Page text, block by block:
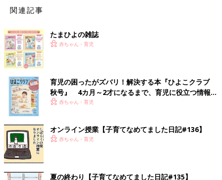
関連記事
たまひよの雑誌
赤ちゃん・育児
育児の困ったがズバリ！解決する本『ひよこクラブ
秋号』 4カ月～2才になるまで、育児に役立つ情報が
いっぱい！
赤ちゃん・育児
オンライン授業【子育てなめてました日記#136】
赤ちゃん・育児
夏の終わり【子育てなめてました日記#135】